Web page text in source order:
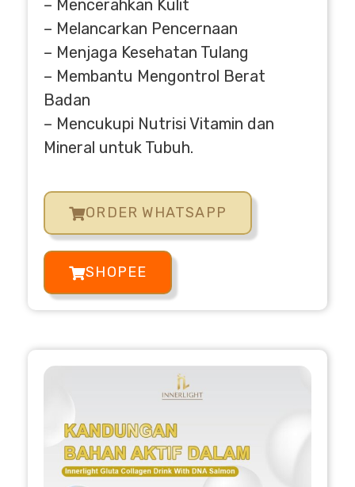
– Mencerahkan Kulit
– Melancarkan Pencernaan
– Menjaga Kesehatan Tulang
– Membantu Mengontrol Berat
Badan
– Mencukupi Nutrisi Vitamin dan
Mineral untuk Tubuh.
ORDER WHATSAPP
SHOPEE